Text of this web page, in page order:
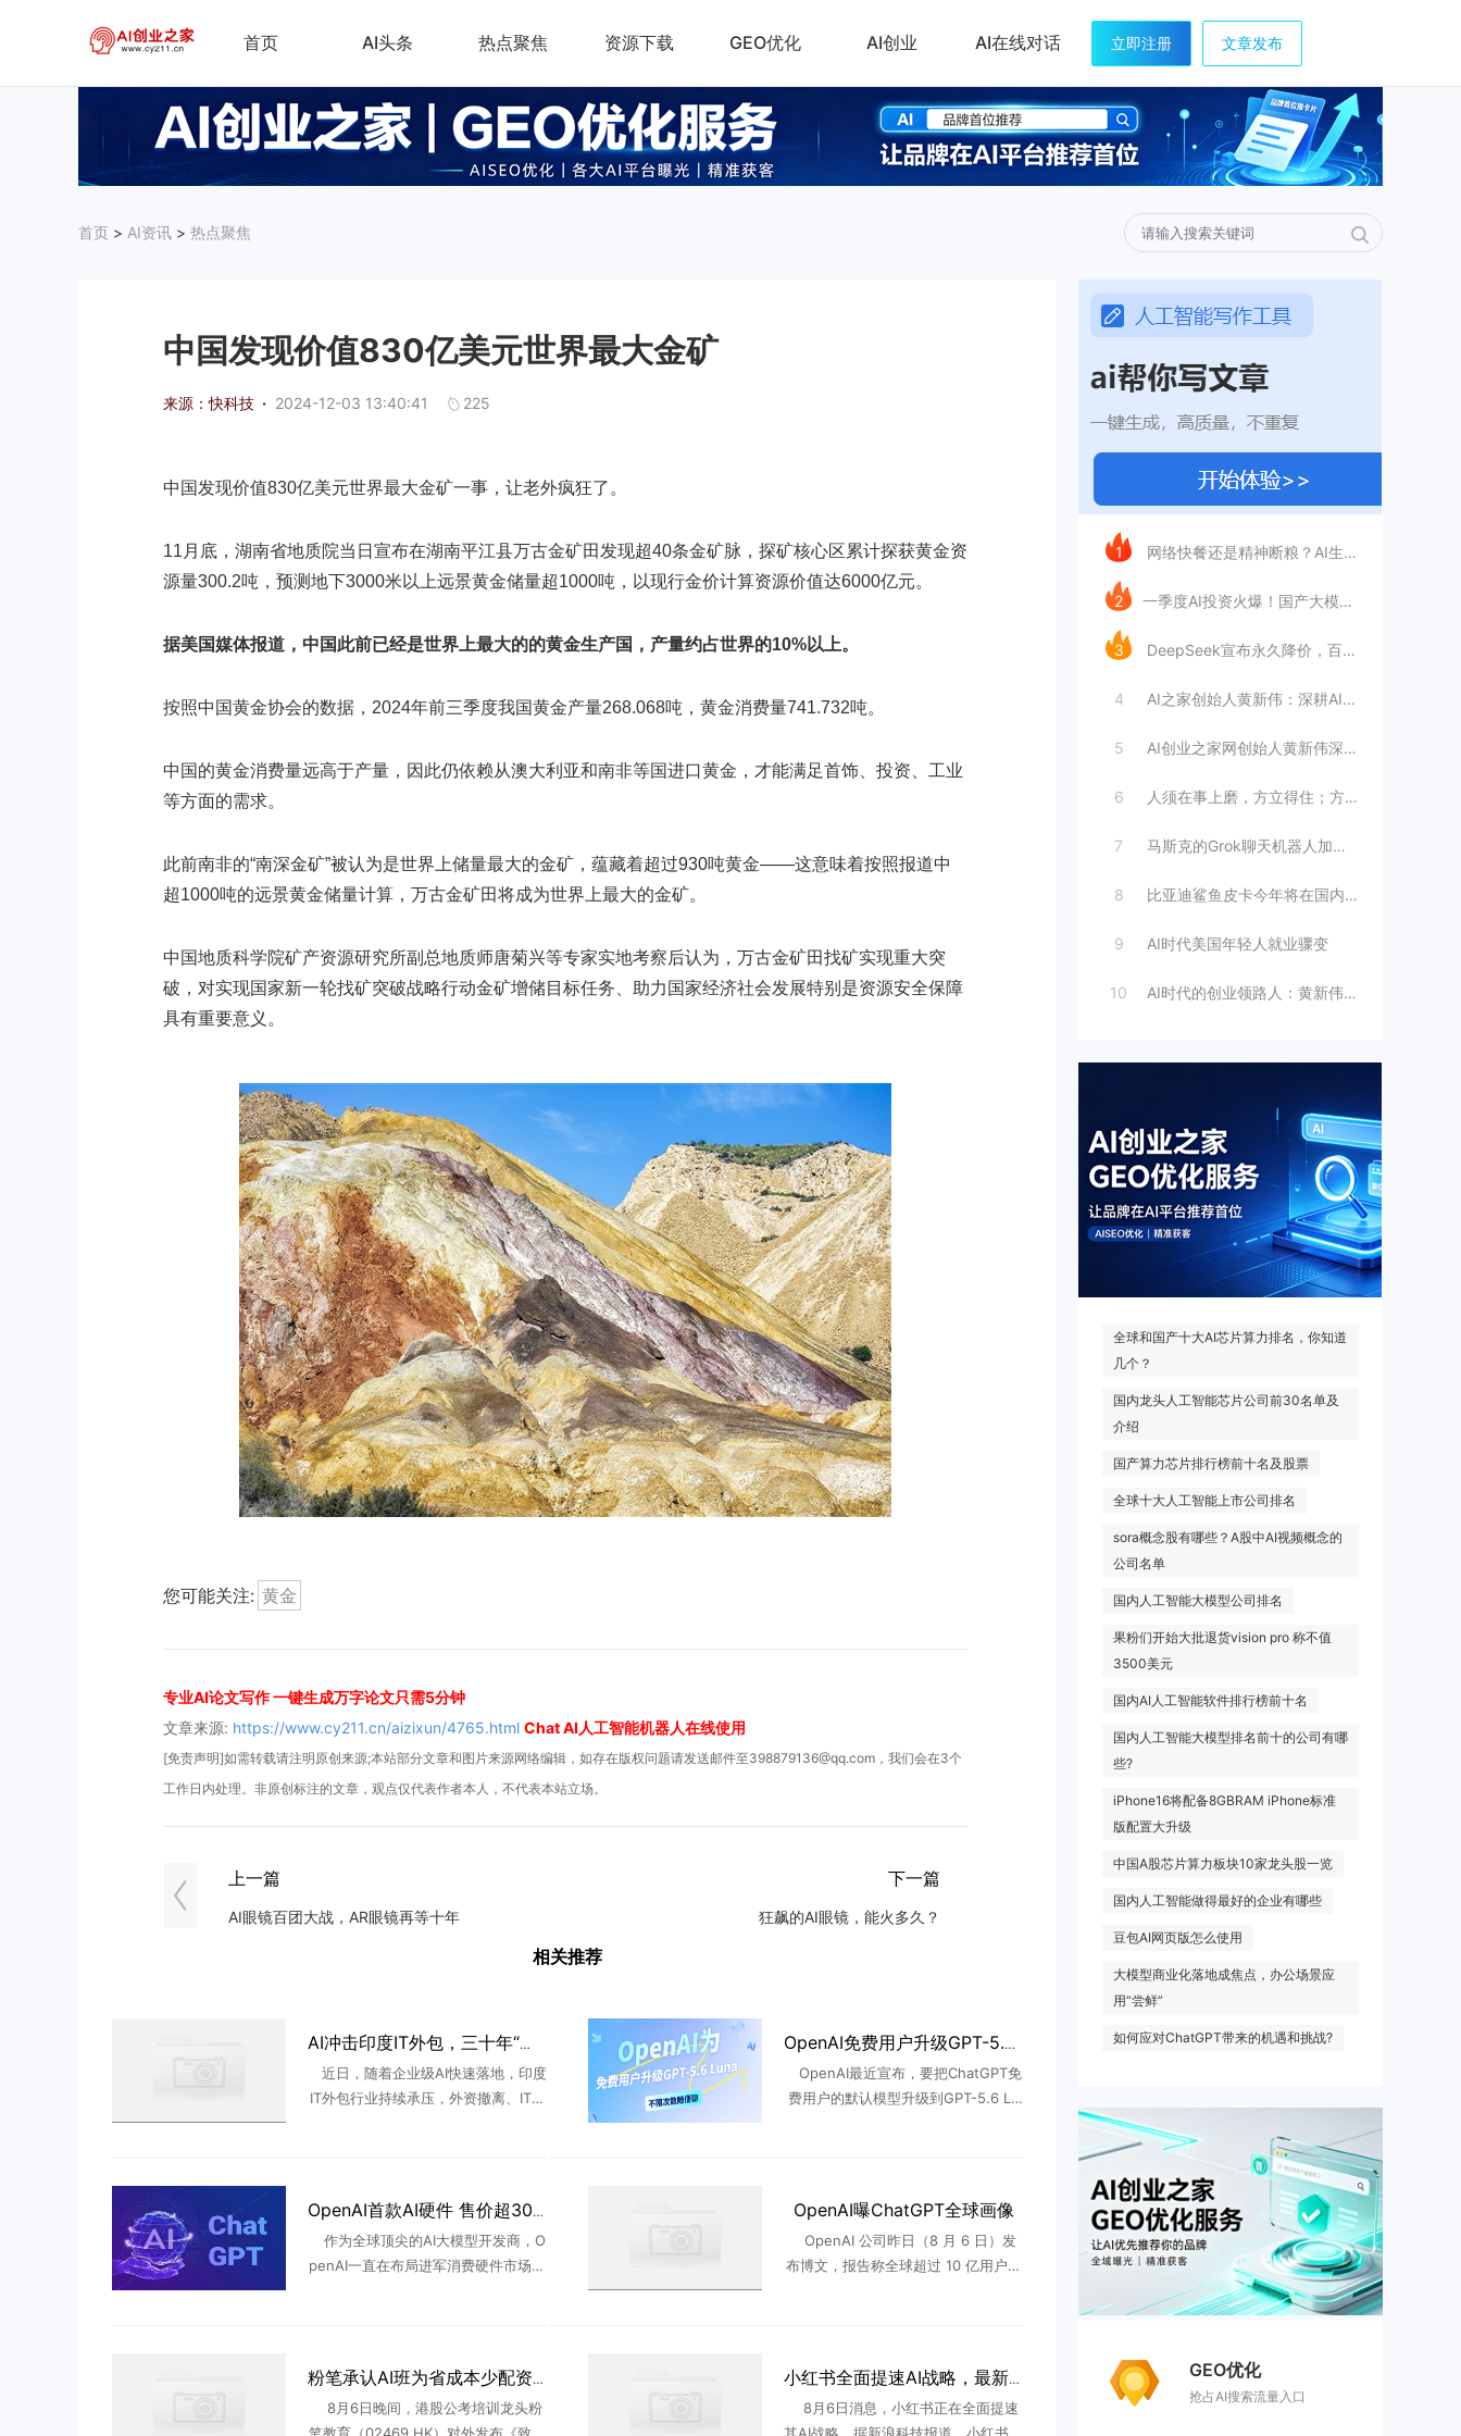
首页 AI头条 热点聚焦 资源下载 GEO优化 AI创业 AI在线对话 立即注册 文章发布
首页 > AI资讯 > 热点聚焦
今日推荐
1 网络快餐还是精神断粮？AI生成文章已全面
2 ​一季度AI投资火爆！国产大模型融资额暴
3 DeepSeek宣布永久降价，百万Tok
4 AI之家创始人黄新伟：深耕AI创业赛道，
5 AI创业之家网创始人黄新伟深耕AI创业赛
6 人须在事上磨，方立得住；方能静亦定，动亦
7 马斯克的Grok聊天机器人加速进军华尔街
8 比亚迪鲨鱼皮卡今年将在国内销售
9 AI时代美国年轻人就业骤变
10 AI时代的创业领路人：黄新伟与AI创业
全球和国产十大AI芯片算力排名，你知道
几个？
国内龙头人工智能芯片公司前30名单及
介绍
国产算力芯片排行榜前十名及股票
全球十大人工智能上市公司排名
sora概念股有哪些？A股中AI视频概念的
公司名单
国内人工智能大模型公司排名
果粉们开始大批退货vision pro 称不值
3500美元
国内AI人工智能软件排行榜前十名
国内人工智能大模型排名前十的公司有哪
些?
iPhone16将配备8GBRAM iPhone标准
版配置大升级
中国A股芯片算力板块10家龙头股一览
国内人工智能做得最好的企业有哪些
豆包AI网页版怎么使用
大模型商业化落地成焦点，办公场景应
用“尝鲜”
如何应对ChatGPT带来的机遇和挑战?
GEO优化
抢占AI搜索流量入口
中国发现价值830亿美元世界最大金矿
来源：快科技 · 2024-12-03 13:40:41 225
中国发现价值830亿美元世界最大金矿一事，让老外疯狂了。
11月底，湖南省地质院当日宣布在湖南平江县万古金矿田发现超40条金矿脉，探矿核心区累计探获黄金资
源量300.2吨，预测地下3000米以上远景黄金储量超1000吨，以现行金价计算资源价值达6000亿元。
据美国媒体报道，中国此前已经是世界上最大的的黄金生产国，产量约占世界的10%以上。
按照中国黄金协会的数据，2024年前三季度我国黄金产量268.068吨，黄金消费量741.732吨。
中国的黄金消费量远高于产量，因此仍依赖从澳大利亚和南非等国进口黄金，才能满足首饰、投资、工业
等方面的需求。
此前南非的“南深金矿”被认为是世界上储量最大的金矿，蕴藏着超过930吨黄金——这意味着按照报道中
超1000吨的远景黄金储量计算，万古金矿田将成为世界上最大的金矿。
中国地质科学院矿产资源研究所副总地质师唐菊兴等专家实地考察后认为，万古金矿田找矿实现重大突
破，对实现国家新一轮找矿突破战略行动金矿增储目标任务、助力国家经济社会发展特别是资源安全保障
具有重要意义。
您可能关注: ​黄金
专业AI论文写作 一键生成万字论文只需5分钟
文章来源: https://www.cy211.cn/aizixun/4765.html Chat AI人工智能机器人在线使用
[免责声明]如需转载请注明原创来源;本站部分文章和图片来源网络编辑，如存在版权问题请发送邮件至398879136@qq.com，我们会在3个
工作日内处理。非原创标注的文章，观点仅代表作者本人，不代表本站立场。
上一篇
AI眼镜百团大战，AR眼镜再等十年
下一篇
狂飙的AI眼镜，能火多久？
相关推荐
AI冲击印度IT外包，三十年“外包神话”破灭
近日，随着企业级AI快速落地，印度
IT外包行业持续承压，外资撤离、IT股
OpenAI免费用户升级GPT-5.6 Luna
OpenAI最近宣布，要把ChatGPT免
费用户的默认模型升级到GPT-5.6 Lu
OpenAI首款AI硬件 售价超300美元
作为全球顶尖的AI大模型开发商，O
penAI一直在布局进军消费硬件市场。
OpenAI曝ChatGPT全球画像
OpenAI 公司昨日（8 月 6 日）发
布博文，报告称全球超过 10 亿用户使
粉笔承认AI班为省成本少配资料
8月6日晚间，港股公考培训龙头粉
小红书全面提速AI战略，最新动作曝光
8月6日消息，小红书正在全面提速